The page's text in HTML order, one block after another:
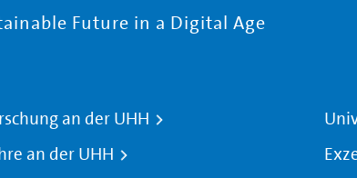
Future in a Digital Age
an der UHH
an der UHH